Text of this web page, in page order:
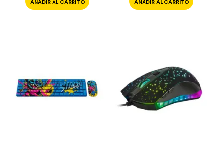
AÑADIR AL CARRITO AÑADIR AL CARRITO